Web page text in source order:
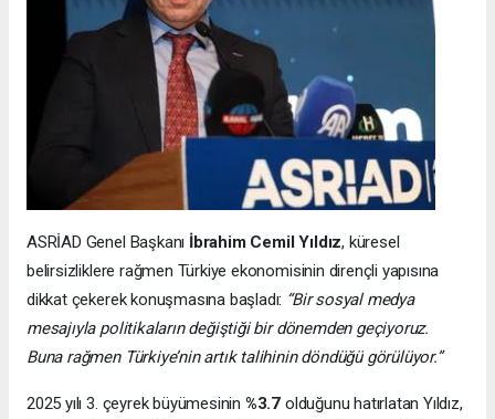
ASRİAD Genel Başkanı İbrahim Cemil Yıldız, küresel
belirsizliklere rağmen Türkiye ekonomisinin dirençli yapısına
dikkat çekerek konuşmasına başladı: “Bir sosyal medya
mesajıyla politikaların değiştiği bir dönemden geçiyoruz.
Buna rağmen Türkiye’nin artık talihinin döndüğü görülüyor.”
2025 yılı 3. çeyrek büyümesinin %3.7 olduğunu hatırlatan Yıldız,